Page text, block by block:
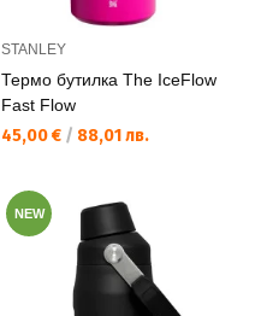
STANLEY
Термо бутилка The IceFlow
Fast Flow
Текуща цена:
45,00 € / 88,01 лв.
NEW